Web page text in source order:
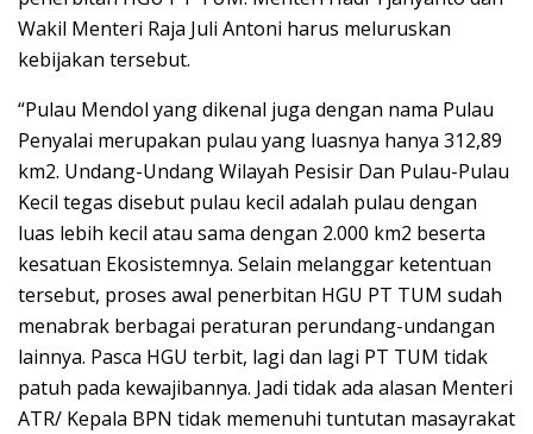
Wakil Menteri Raja Juli Antoni harus meluruskan
kebijakan tersebut.
“Pulau Mendol yang dikenal juga dengan nama Pulau
Penyalai merupakan pulau yang luasnya hanya 312,89
km2. Undang-Undang Wilayah Pesisir Dan Pulau-Pulau
Kecil tegas disebut pulau kecil adalah pulau dengan
luas lebih kecil atau sama dengan 2.000 km2 beserta
kesatuan Ekosistemnya. Selain melanggar ketentuan
tersebut, proses awal penerbitan HGU PT TUM sudah
menabrak berbagai peraturan perundang-undangan
lainnya. Pasca HGU terbit, lagi dan lagi PT TUM tidak
patuh pada kewajibannya. Jadi tidak ada alasan Menteri
ATR/ Kepala BPN tidak memenuhi tuntutan masayrakat